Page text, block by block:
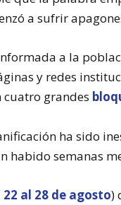
a sufrir
a la
y redes
grandes
ha sido
habido semanas
22 al 28 de agosto)